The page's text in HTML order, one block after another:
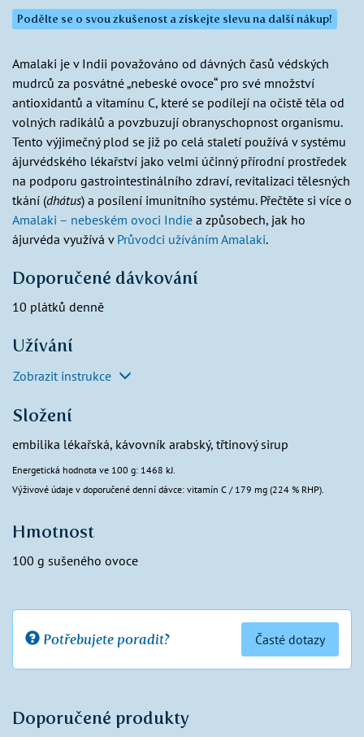
Podělte se o svou zkušenost a získejte slevu na další nákup!
Amalaki je v Indii považováno od dávných časů védských
mudrců za posvátné „nebeské ovoce“ pro své množství
antioxidantů a vitamínu C, které se podílejí na očistě těla od
volných radikálů a povzbuzují obranyschopnost organismu.
Tento výjimečný plod se již po celá staletí používá v systému
ájurvédského lékařství jako velmi účinný přírodní prostředek
na podporu gastrointestinálního zdraví, revitalizaci tělesných
tkání (dhátus) a posílení imunitního systému. Přečtěte si více o
Amalaki – nebeském ovoci Indie a způsobech, jak ho
ájurvéda využívá v Průvodci užíváním Amalaki.
Doporučené dávkování
10 plátků denně
Užívání
Zobrazit instrukce
Složení
embilika lékařská, kávovník arabský, třtinový sirup
Energetická hodnota ve 100 g: 1468 kJ.
Výživové údaje v doporučené denní dávce: vitamín C / 179 mg (224 % RHP).
Hmotnost
100 g sušeného ovoce
Potřebujete poradit? Časté dotazy
Doporučené produkty